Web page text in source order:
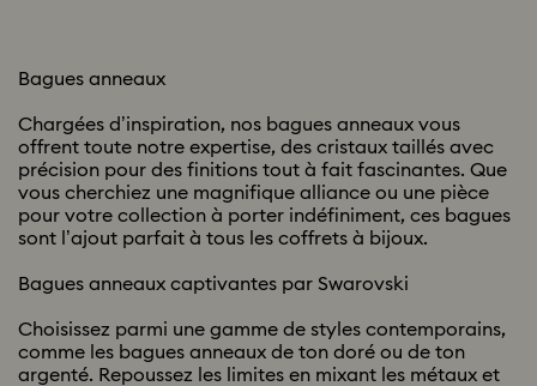
Bagues anneaux
Chargées d’inspiration, nos bagues anneaux vous
offrent toute notre expertise, des cristaux taillés avec
précision pour des finitions tout à fait fascinantes. Que
vous cherchiez une magnifique alliance ou une pièce
pour votre collection à porter indéfiniment, ces bagues
sont l’ajout parfait à tous les coffrets à bijoux.
Bagues anneaux captivantes par Swarovski
Choisissez parmi une gamme de styles contemporains,
comme les bagues anneaux de ton doré ou de ton
argenté. Repoussez les limites en mixant les métaux et